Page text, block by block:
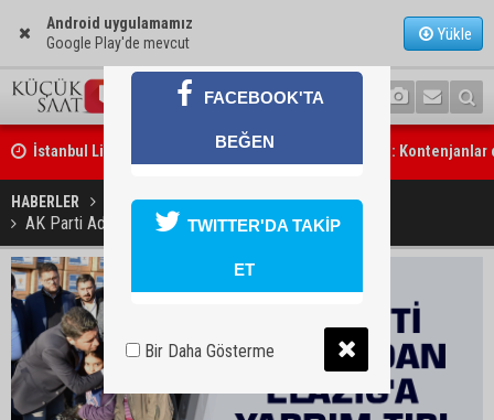
Android uygulamamız
Google Play'de mevcut
Yükle
İstanbul Lider Kolejleri Adana Kampüsü’ne yoğun ilgi: Kontenjanlar
üzere
Göçükte hayatını kaybeden işçinin cenazesi ailesine teslim edildi
HABERLER GÜNDEM
AK Parti Adana İl Başkanlığı'ndan Elazığ'a yardım tırı
FACEBOOK'TA
BEĞEN
TWITTER'DA TAKİP
ET
Bir Daha Gösterme